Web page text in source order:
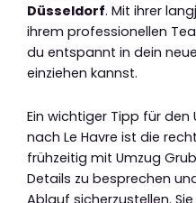
Düsseldorf. Mit ihrer
ihrem professionellen
du entspannt in dein
einziehen kannst.
Ein wichtiger Tipp für den
nach Le Havre ist die
frühzeitig mit Umzug
Details zu besprechen